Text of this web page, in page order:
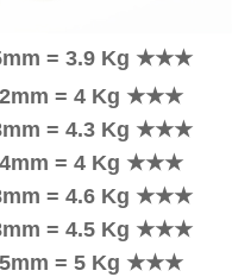
= 3.9 Kg ★★★
= 4 Kg ★★★
= 4.3 Kg ★★★
= 4 Kg ★★★
= 4.6 Kg ★★★
= 4.5 Kg ★★★
= 5 Kg ★★★